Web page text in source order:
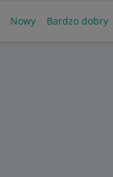
Nowy Bardzo dobry